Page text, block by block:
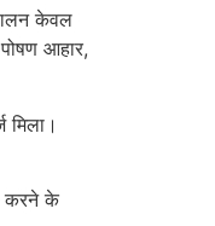
केवल
आहार,
करने के